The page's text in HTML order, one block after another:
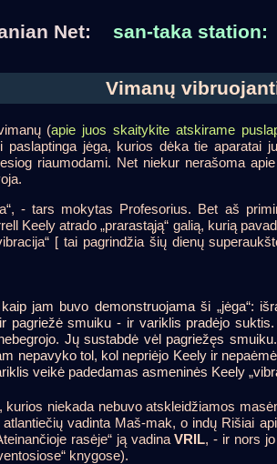
Net: san-taka station:
Vimanų
(apie juos skaitykite atskirame
paslaptinga jėga, kurios dėka tie aparatai
riaumodami. Net niekur nerašoma
- tars mokytas Profesorius. Bet aš
Keely atrado „prarastąją“ galią, kurią
[ tai pagrindžia šių dienų
jam buvo demonstruojama ši „jėga“:
pagriežė smuiku - ir variklis pradėjo
Jų sustabdė vėl pagriežęs
nepavyko tol, kol nepriėjo Keely ir
veikė padedamas asmeninės Keely
kurios niekada nebuvo atskleidžiamos
atlantiečių vadinta Maš-mak, o indų Rišiai
rasėje“ ją vadinaVRIL, - ir nors
knygose).